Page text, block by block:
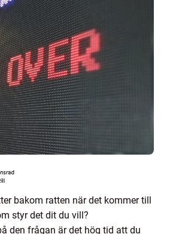
bakom ratten när det kommer till
styr det dit du vill?
den frågan är det hög tid att du